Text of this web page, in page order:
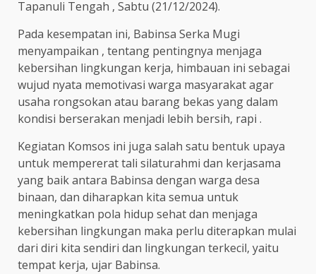
Tapanuli Tengah , Sabtu (21/12/2024).
Pada kesempatan ini, Babinsa Serka Mugi
menyampaikan , tentang pentingnya menjaga
kebersihan lingkungan kerja, himbauan ini sebagai
wujud nyata memotivasi warga masyarakat agar
usaha rongsokan atau barang bekas yang dalam
kondisi berserakan menjadi lebih bersih, rapi .
Kegiatan Komsos ini juga salah satu bentuk upaya
untuk mempererat tali silaturahmi dan kerjasama
yang baik antara Babinsa dengan warga desa
binaan, dan diharapkan kita semua untuk
meningkatkan pola hidup sehat dan menjaga
kebersihan lingkungan maka perlu diterapkan mulai
dari diri kita sendiri dan lingkungan terkecil, yaitu
tempat kerja, ujar Babinsa.